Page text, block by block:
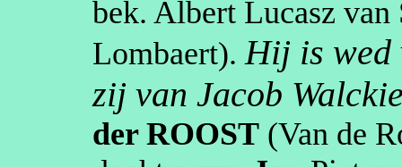
bek. Albert Lucasz van
Lombaert).Hij is wed
zij van Jacob
der ROOST (Van de